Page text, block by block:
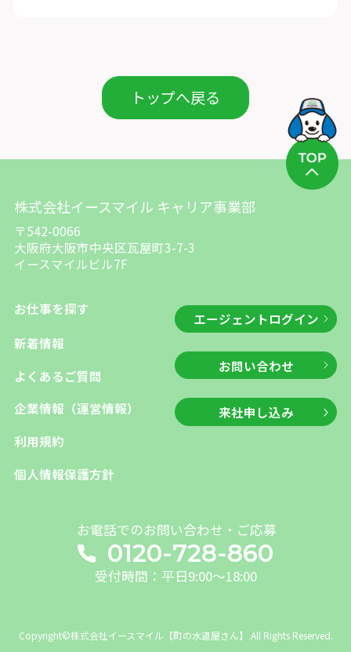
トップへ戻る
株式会社イースマイル キャリア事業部
〒542-0066
大阪府大阪市中央区瓦屋町3-7-3
イースマイルビル7F
お仕事を探す
新着情報
よくあるご質問
企業情報（運営情報）
利用規約
個人情報保護方針
エージェントログイン
お問い合わせ
来社申し込み
お電話でのお問い合わせ・ご応募
0120-728-860
受付時間：平日9:00～18:00
Copyright©株式会社イースマイル【町の水道屋さん】.All Rights Reserved.